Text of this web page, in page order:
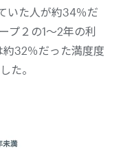
いた人が約34％だ
プ２の1〜2年の利
32％だった満度度
た。